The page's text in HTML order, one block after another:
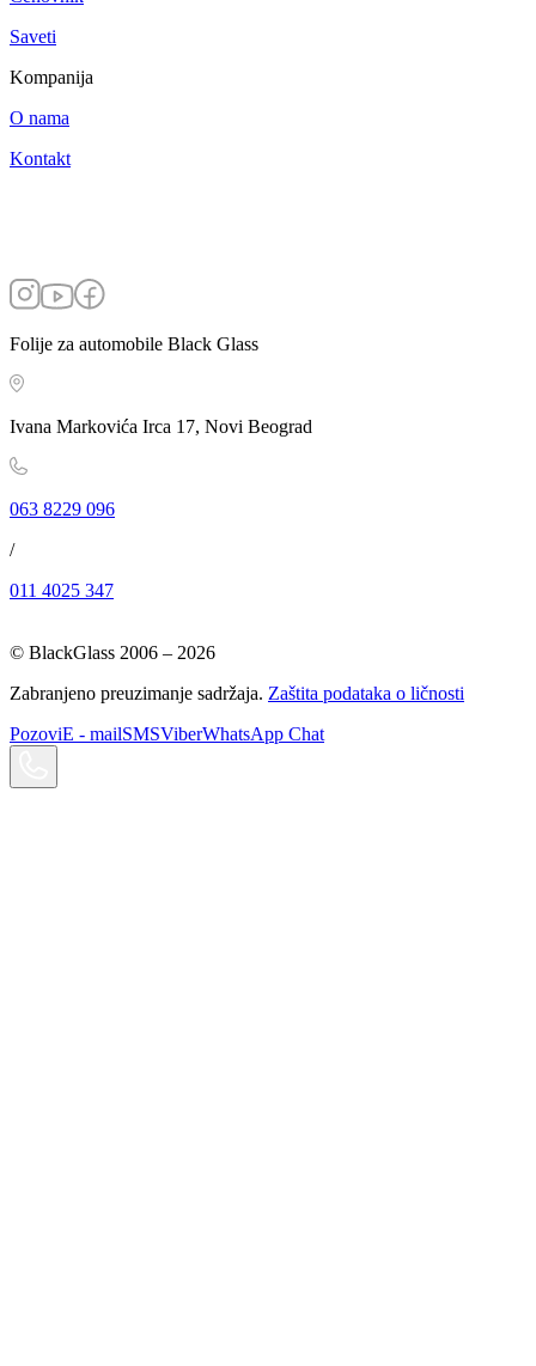
Saveti
Kompanija
O nama
Kontakt
Folije za automobile Black Glass
Ivana Markovića Irca 17, Novi Beograd
063 8229 096
/
011 4025 347
© BlackGlass 2006 – 2026
Zabranjeno preuzimanje sadržaja. Zaštita podataka o ličnosti
PozoviE - mailSMSViberWhatsApp Chat